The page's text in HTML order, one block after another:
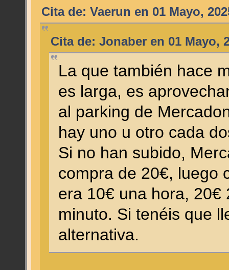
Cita de: Vaerun en 01 Mayo,
Cita de: Jonaber en 01 Mayo,
La que también hace
es larga, es
al parking de
hay uno u otro cada
Si no han subido,
compra de 20€, luego
era 10€ una hora, 20€
minuto. Si tenéis que
alternativa.